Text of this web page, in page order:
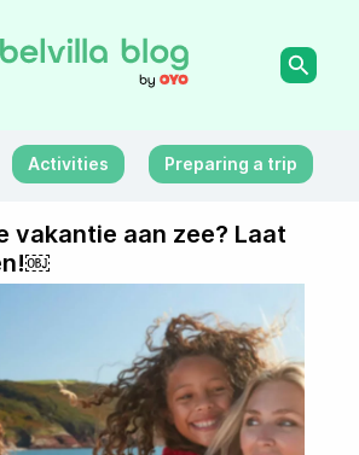
Activities Preparing a trip
vakantie aan zee? Laat